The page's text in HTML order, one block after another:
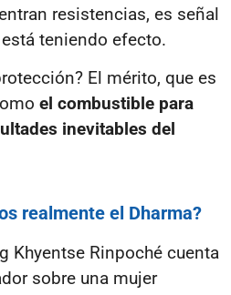
resistencias, es señal
teniendo efecto.
El mérito, que es
el combustible para
inevitables del
realmente el Dharma?
Khyentse Rinpoché cuenta
sobre una mujer